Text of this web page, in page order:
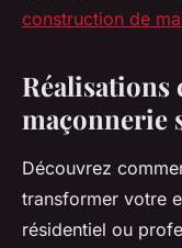
construction de
Réalisations
maçonnerie
Découvrez
transformer votre
résidentiel ou